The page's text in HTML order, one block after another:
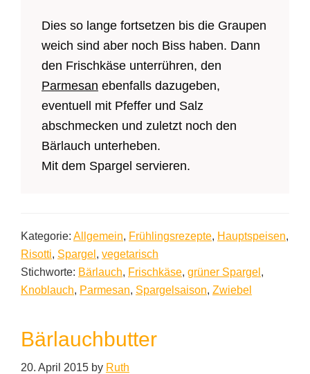
Dies so lange fortsetzen bis die Graupen
weich sind aber noch Biss haben. Dann
den Frischkäse unterrühren, den
Parmesan ebenfalls dazugeben,
eventuell mit Pfeffer und Salz
abschmecken und zuletzt noch den
Bärlauch unterheben.
Mit dem Spargel servieren.
Kategorie: Allgemein, Frühlingsrezepte, Hauptspeisen,
Risotti, Spargel , vegetarisch
Stichworte: Bärlauch, Frischkäse, grüner Spargel ,
Knoblauch, Parmesan, Spargelsaison, Zwiebel
Bärlauchbutter
20. April 2015 by Ruth